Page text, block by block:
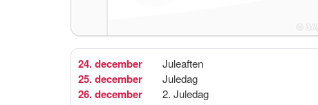
24. december Juleaften
25. december Juledag
26. december 2. Juledag